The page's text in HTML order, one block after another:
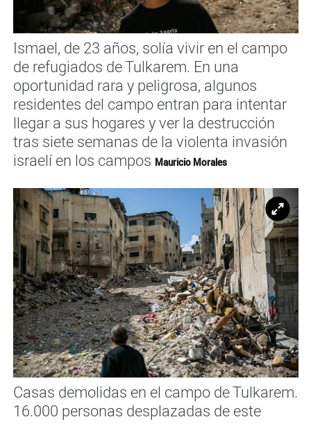
Ismael, de 23 años, solía vivir en el campo
de refugiados de Tulkarem. En una
oportunidad rara y peligrosa, algunos
residentes del campo entran para intentar
llegar a sus hogares y ver la destrucción
tras siete semanas de la violenta invasión
israelí en los campos Mauricio Morales
Casas demolidas en el campo de Tulkarem.
16.000 personas desplazadas de este